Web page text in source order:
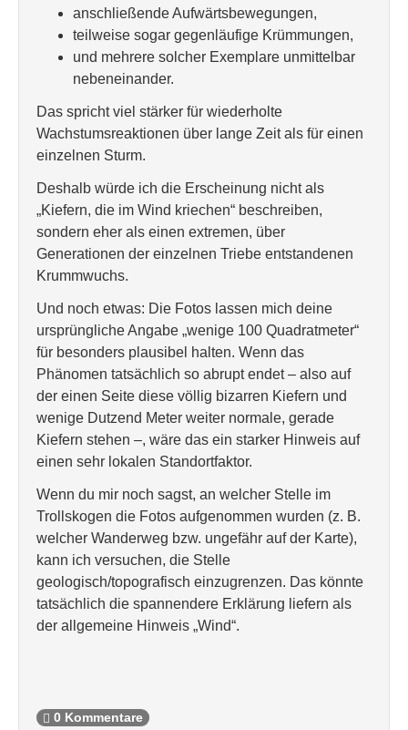
anschließende Aufwärtsbewegungen,
teilweise sogar gegenläufige Krümmungen,
und mehrere solcher Exemplare unmittelbar
nebeneinander.
Das spricht viel stärker für wiederholte
Wachstumsreaktionen über lange Zeit als für einen
einzelnen Sturm.
Deshalb würde ich die Erscheinung nicht als
„Kiefern, die im Wind kriechen“ beschreiben,
sondern eher als einen extremen, über
Generationen der einzelnen Triebe entstandenen
Krummwuchs.
Und noch etwas: Die Fotos lassen mich deine
ursprüngliche Angabe „wenige 100 Quadratmeter“
für besonders plausibel halten. Wenn das
Phänomen tatsächlich so abrupt endet – also auf
der einen Seite diese völlig bizarren Kiefern und
wenige Dutzend Meter weiter normale, gerade
Kiefern stehen –, wäre das ein starker Hinweis auf
einen sehr lokalen Standortfaktor.
Wenn du mir noch sagst, an welcher Stelle im
Trollskogen die Fotos aufgenommen wurden (z. B.
welcher Wanderweg bzw. ungefähr auf der Karte),
kann ich versuchen, die Stelle
geologisch/topografisch einzugrenzen. Das könnte
tatsächlich die spannendere Erklärung liefern als
der allgemeine Hinweis „Wind“.
0 Kommentare